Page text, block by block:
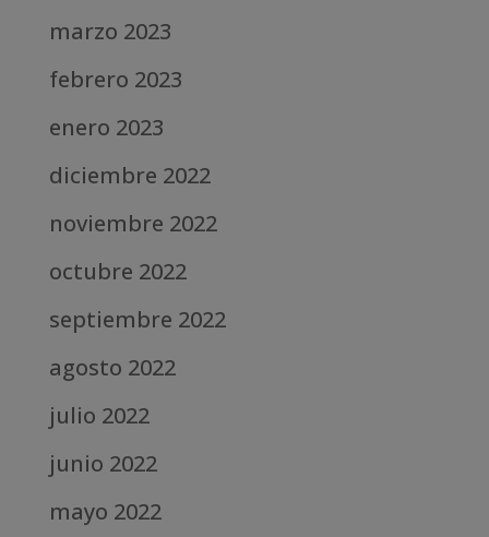
marzo 2023
febrero 2023
enero 2023
diciembre 2022
noviembre 2022
octubre 2022
septiembre 2022
agosto 2022
julio 2022
junio 2022
mayo 2022